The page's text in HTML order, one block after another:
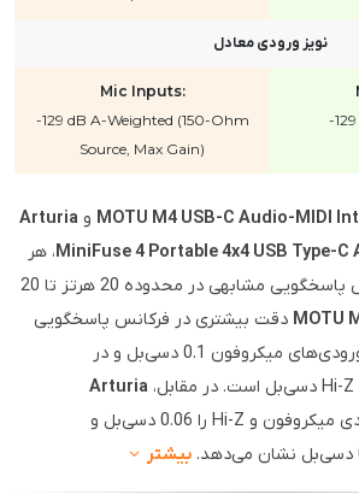
نویز ورودی معادل
-
Mic Inputs:
-129 dB A-Weighted (150-Ohm
Source, Max Gain)
MOTU M4 USB-C Audio-MIDI و Arturia
MiniFuse 4 Portable 4x4 USB Type-، هر
دو دستگاه دارای فرکانس پاسخگویی مشابهی در محدوده 20 هرتز تا 20
MOTU دقت بیشتری در فرکانس پاسخگویی
می‌دهد و خطای آن در ورودی‌های میکروفون 0.1 دسی‌بل و در
Arturia
خطای ورودی میکروفون و Hi-Z را 0.06 دسی‌بل و
بیشتر